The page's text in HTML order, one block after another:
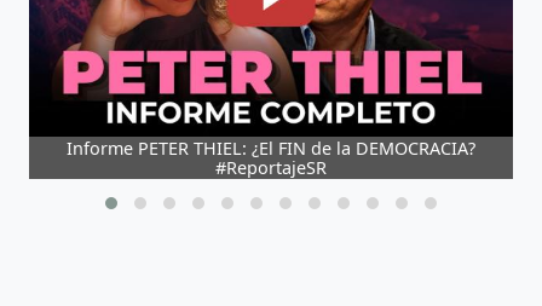
Informe PETER THIEL: ¿El FIN de la DEMOCRACIA?
#ReportajeSR